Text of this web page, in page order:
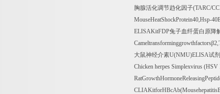
胸腺活化调节趋化因子(TARC/
MouseHeatShockProtein40,Hsp-
ELISAKitFDP兔子血纤蛋白原降
Cameltransforminggrowthfactorsβ
大鼠神经介素U(NMU)ELISA试
Chicken herpes Simplexvirus